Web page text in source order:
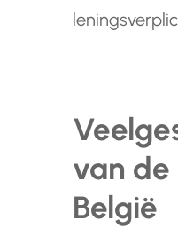
van de
België